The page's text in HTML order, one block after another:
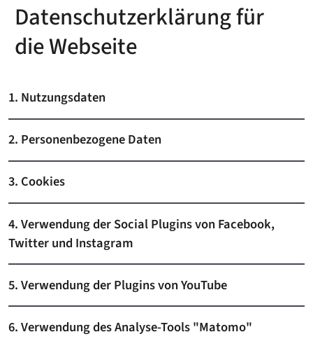
Datenschutzerklärung für
die Webseite
1. Nutzungsdaten
2. Personenbezogene Daten
3. Cookies
4. Verwendung der Social Plugins von Facebook,
Twitter und Instagram
5. Verwendung der Plugins von YouTube
6. Verwendung des Analyse-Tools "Matomo"